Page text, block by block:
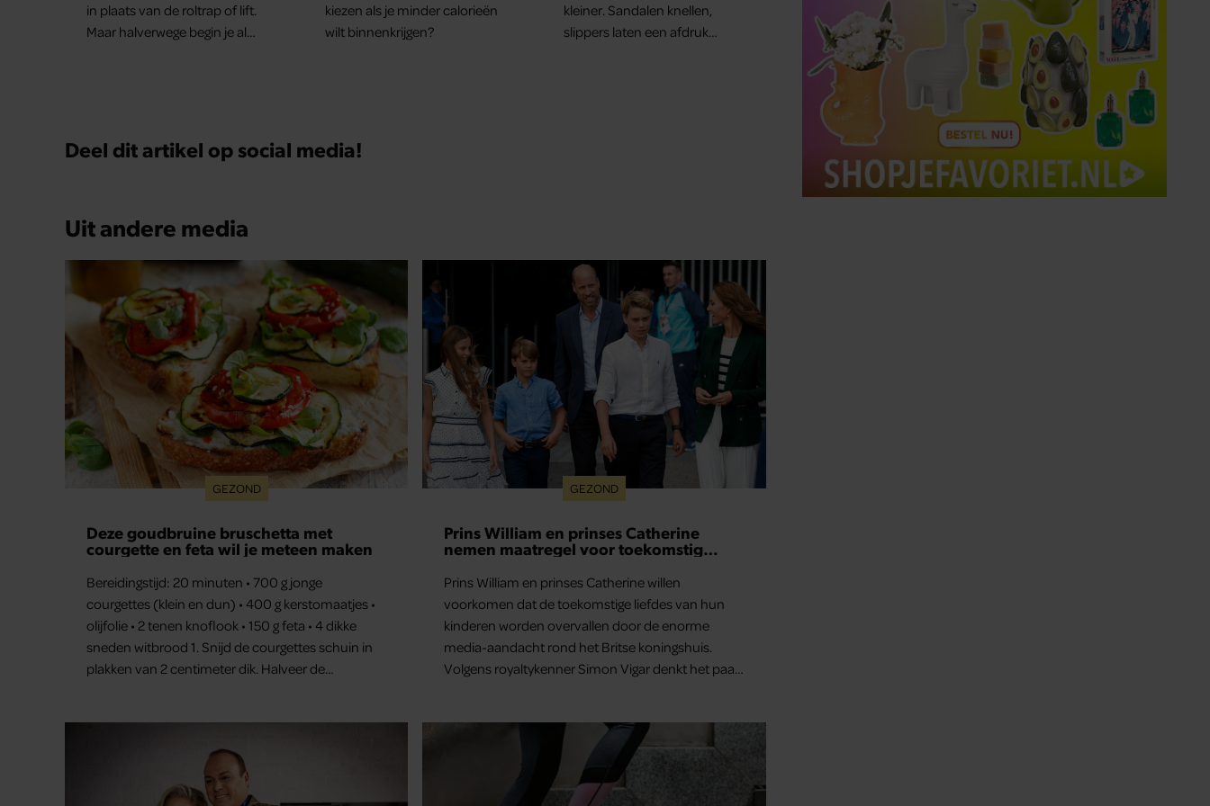
in plaats van de roltrap of lift.
Maar halverwege begin je al
kiezen als je minder calorieën
wilt binnenkrijgen?
kleiner. Sandalen knellen,
slippers laten een afdruk
Deel dit artikel op social media!
Uit andere media
GEZOND
Deze goudbruine bruschetta met
courgette en feta wil je meteen maken
Bereidingstijd: 20 minuten • 700 g jonge
courgettes (klein en dun) • 400 g kerstomaatjes •
olijfolie • 2 tenen knoflook • 150 g feta • 4 dikke
sneden witbrood 1. Snijd de courgettes schuin in
plakken van 2 centimeter dik. Halveer de
GEZOND
Prins William en prinses Catherine
nemen maatregel voor toekomstig
Prins William en prinses Catherine willen
voorkomen dat de toekomstige liefdes van hun
kinderen worden overvallen door de enorme
media-aandacht rond het Britse koningshuis.
Volgens royaltykenner Simon Vigar denkt het paar